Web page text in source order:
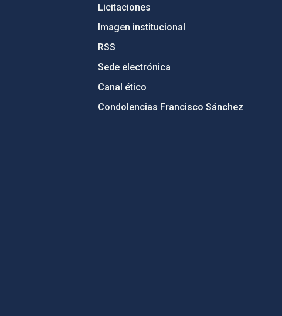
Licitaciones
Imagen institucional
RSS
Sede electrónica
Canal ético
Condolencias Francisco Sánchez